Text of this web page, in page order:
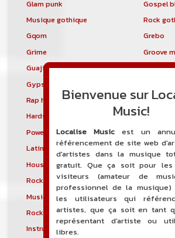
Glam punk
Gospel
Musique gothique
Rock
Gqom
Grebo
Grime
Groove
Guajira
Guaracha
Gypsy punk
Rap hardcore
Industrial
Hardstep
Hardstyle
Power noise
Latin metal
Musique
House progressive
Tropical
Rock indépendant
Musique industrielle
Metal
Rock industriel
Musique
Instrumental
Bienvenue sur
Music!
Localise Music est un
référencement de site web
d'artistes dans la musique
gratuit. Que ça soit pour les
visiteurs (amateur de
professionnel de la
les utilisateurs qui
artistes, que ça soit en tant
représentant d'artiste ou
libres.